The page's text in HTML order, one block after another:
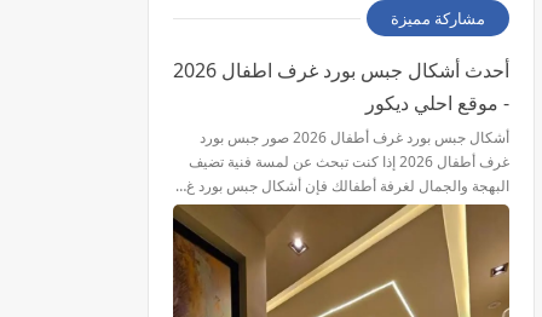
مشاركة مميزة
أحدث أشكال جبس بورد غرف اطفال 2026
- موقع احلي ديكور
أشكال جبس بورد غرف أطفال 2026 صور جبس بورد
غرف أطفال 2026 إذا كنت تبحث عن لمسة فنية تضيف
البهجة والجمال لغرفة أطفالك فإن أشكال جبس بورد غ…